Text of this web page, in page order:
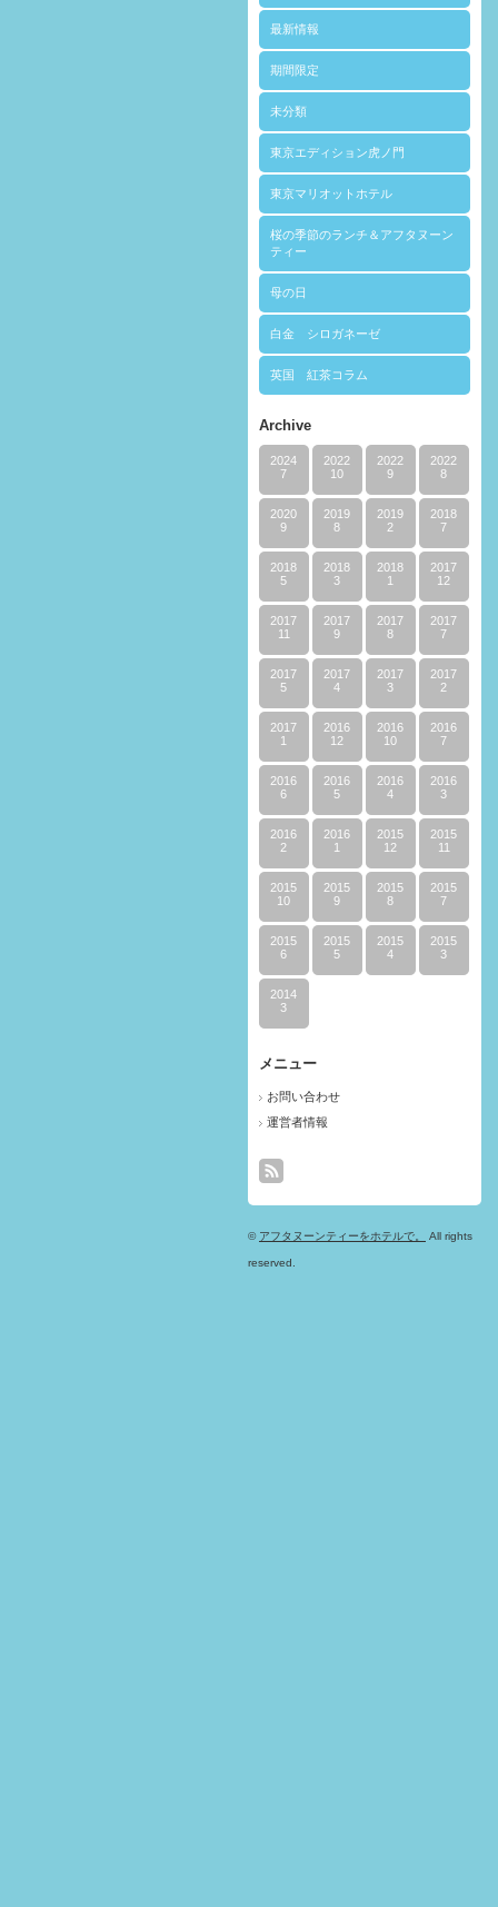
最新情報
期間限定
未分類
東京エディション虎ノ門
東京マリオットホテル
桜の季節のランチ＆アフタヌーン
ティー
母の日
白金 シロガネーゼ
英国 紅茶コラム
Archive
2024
7
2022
10
2022
9
2022
8
2020
9
2019
8
2019
2
2018
7
2018
5
2018
3
2018
1
2017
12
2017
11
2017
9
2017
8
2017
7
2017
5
2017
4
2017
3
2017
2
2017
1
2016
12
2016
10
2016
7
2016
6
2016
5
2016
4
2016
3
2016
2
2016
1
2015
12
2015
11
2015
10
2015
9
2015
8
2015
7
2015
6
2015
5
2015
4
2015
3
2014
3
メニュー
お問い合わせ
運営者情報
© アフタヌーンティーをホテルで。 All rights
reserved.